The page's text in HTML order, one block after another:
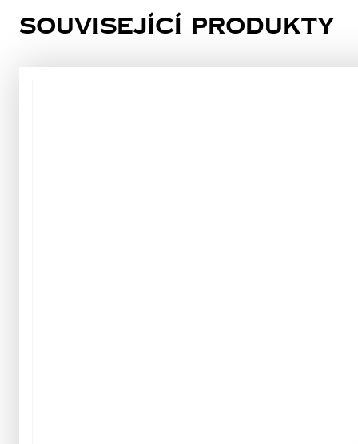
Související produkty